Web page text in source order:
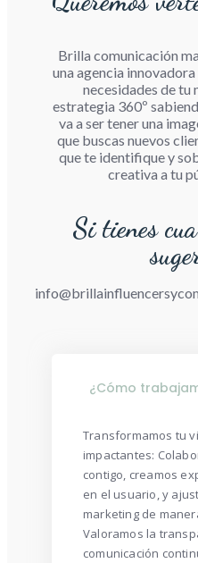
Brilla comunicación
una agencia
necesidades de tu
estrategia 360º
va a ser tener una
que buscas nuevos
que te identifique y
creativa a tu
Si tienes
¿Cómo
Transformamos tu
impactantes:
contigo, creamos
en el usuario, y
marketing de
Valoramos la
comunicación